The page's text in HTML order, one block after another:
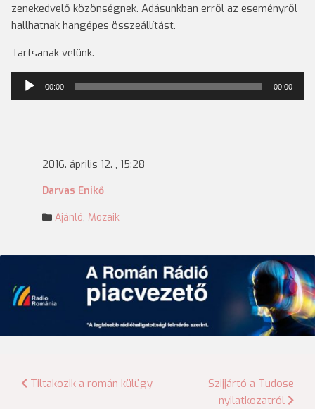
zenekedvelő közönségnek. Adásunkban erről az eseményről
hallhatnak hangépes összeállítást.
Tartsanak velünk.
Audió
lejátszó
00:00 00:00
2016. április 12. , 15:28
Darvas Enikő
Ajánló, Mozaik
Bejegyzés
Tiltakozik a román külügy
Szijjártó a Tudose
nyilatkozatról